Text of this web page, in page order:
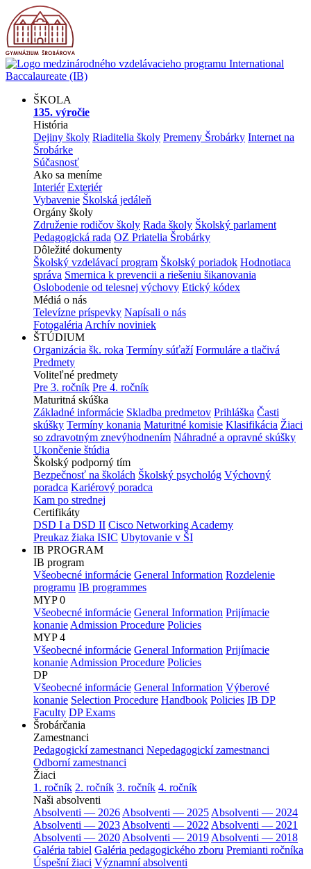
ŠKOLA
135. výročie
História
Dejiny školy Riaditelia školy Premeny Šrobárky Internet na
Šrobárke
Súčasnosť
Ako sa meníme
Interiér Exteriér
Vybavenie Školská jedáleň
Orgány školy
Združenie rodičov školy Rada školy Školský parlament
Pedagogická rada OZ Priatelia Šrobárky
Dôležité dokumenty
Školský vzdelávací program Školský poriadok Hodnotiaca
správa Smernica k prevencii a riešeniu šikanovania
Oslobodenie od telesnej výchovy Etický kódex
Médiá o nás
Televízne príspevky Napísali o nás
Fotogaléria Archív noviniek
ŠTÚDIUM
Organizácia šk. roka Termíny súťaží Formuláre a tlačivá
Predmety
Voliteľné predmety
Pre 3. ročník Pre 4. ročník
Maturitná skúška
Základné informácie Skladba predmetov Prihláška Časti
skúšky Termíny konania Maturitné komisie Klasifikácia Žiaci
so zdravotným znevýhodnením Náhradné a opravné skúšky
Ukončenie štúdia
Školský podporný tím
Bezpečnosť na školách Školský psychológ Výchovný
poradca Kariérový poradca
Kam po strednej
Certifikáty
DSD I a DSD II Cisco Networking Academy
Preukaz žiaka ISIC Ubytovanie v ŠI
IB PROGRAM
IB program
Všeobecné informácie General Information Rozdelenie
programu IB programmes
MYP 0
Všeobecné informácie General Information Prijímacie
konanie Admission Procedure Policies
MYP 4
Všeobecné informácie General Information Prijímacie
konanie Admission Procedure Policies
DP
Všeobecné informácie General Information Výberové
konanie Selection Procedure Handbook Policies IB DP
Faculty DP Exams
Šrobárčania
Zamestnanci
Pedagogickí zamestnanci Nepedagogickí zamestnanci
Odborní zamestnanci
Žiaci
1. ročník 2. ročník 3. ročník 4. ročník
Naši absolventi
Absolventi — 2026 Absolventi — 2025 Absolventi — 2024
Absolventi — 2023 Absolventi — 2022 Absolventi — 2021
Absolventi — 2020 Absolventi — 2019 Absolventi — 2018
Galéria tabiel Galéria pedagogického zboru Premianti ročníka
Úspešní žiaci Významní absolventi